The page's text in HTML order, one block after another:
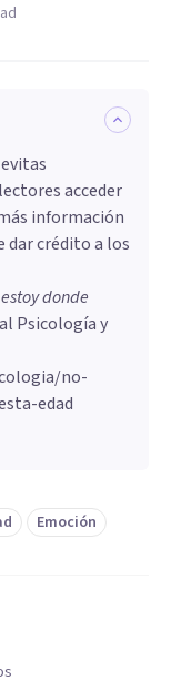
acceder
información
dar crédito a los
donde
Psicología y
no-
edad
Emoción